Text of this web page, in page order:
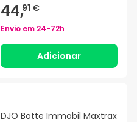
44,91 €
Envio em 24-72h
Adicionar
DJO Botte Immobil Maxtrax